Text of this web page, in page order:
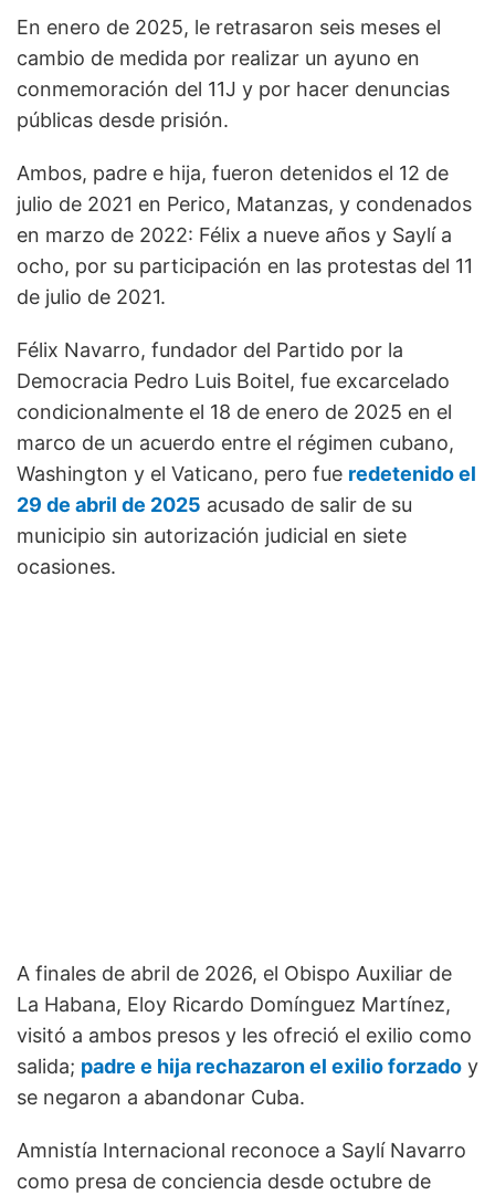
En enero de 2025, le retrasaron seis meses el
cambio de medida por realizar un ayuno en
conmemoración del 11J y por hacer denuncias
públicas desde prisión.
Ambos, padre e hija, fueron detenidos el 12 de
julio de 2021 en Perico, Matanzas, y condenados
en marzo de 2022: Félix a nueve años y Saylí a
ocho, por su participación en las protestas del 11
de julio de 2021.
Félix Navarro, fundador del Partido por la
Democracia Pedro Luis Boitel, fue excarcelado
condicionalmente el 18 de enero de 2025 en el
marco de un acuerdo entre el régimen cubano,
Washington y el Vaticano, pero fue redetenido el
29 de abril de 2025 acusado de salir de su
municipio sin autorización judicial en siete
ocasiones.
A finales de abril de 2026, el Obispo Auxiliar de
La Habana, Eloy Ricardo Domínguez Martínez,
visitó a ambos presos y les ofreció el exilio como
salida; padre e hija rechazaron el exilio forzado y
se negaron a abandonar Cuba.
Amnistía Internacional reconoce a Saylí Navarro
como presa de conciencia desde octubre de